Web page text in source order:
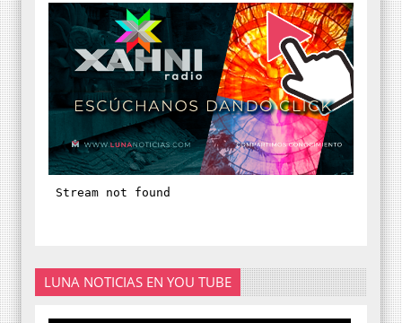
LUNA NOTICIAS EN YOU TUBE